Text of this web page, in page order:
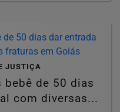
JUSTIÇA
bebê de 50 dias
com diversas...